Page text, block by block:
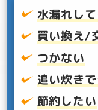
水漏れし
買い換え/
つかない
追い炊き
節約したい